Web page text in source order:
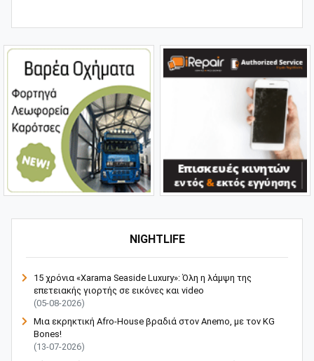
NIGHTLIFE
15 χρόνια «Xarama Seaside Luxury»: Όλη η λάμψη της
επετειακής γιορτής σε εικόνες και video
(05-08-2026)
Μια εκρηκτική Afro-House βραδιά στον Anemo, με τον KG
Bones!
(13-07-2026)